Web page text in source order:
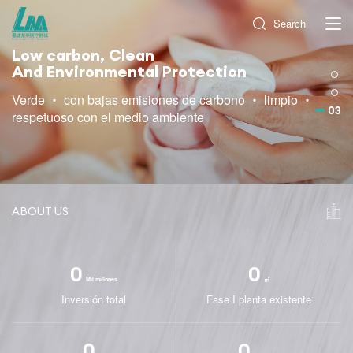
Search
Low carbon, Clean
And Environmental Protection
Verde ・ con bajas emisiones de carbono ・ limpio ・
respetuoso con el medio ambiente
03
ABOUT US
0 Mil millones
Inversión total
0 ㎡
Fase I planta existente